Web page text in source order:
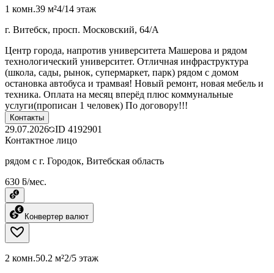
1 комн.39 м²4/14 этаж
г. Витебск, просп. Московский, 64/А
Центр города, напротив университета Машерова и рядом
технологический университет. Отличная инфраструктура
(школа, сады, рынок, супермаркет, парк) рядом с домом
остановка автобуса и трамвая! Новый ремонт, новая мебель и
техника. Оплата на месяц вперёд плюс коммунальные
услуги(прописан 1 человек) По договору!!!
Контакты
29.07.2026 ID 4192901
Контактное лицо
рядом с г. Городок, Витебская область
630 ƃ/мес.
Конвертер валют
2 комн.50.2 м²2/5 этаж